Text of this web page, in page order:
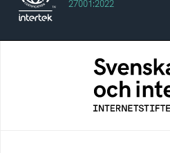
27001:2022
Svenskarna
En årlig studie av